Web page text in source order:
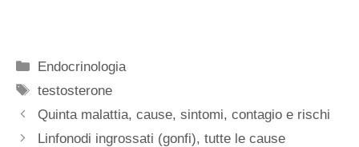
Categorie
Endocrinologia
Tag
testosterone
Quinta malattia, cause, sintomi, contagio e rischi
Linfonodi ingrossati (gonfi), tutte le cause